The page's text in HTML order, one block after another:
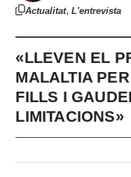
Actualitat,L'entrevista
«LLEVEN EL
MALALTIA
FILLS I
LIMITACIONS»